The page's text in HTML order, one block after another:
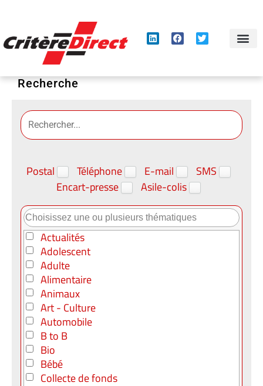
Recherche
Postal Téléphone E-mail
SMS
Encart-presse
Asile-colis
Actualités
Adolescent
Adulte
Alimentaire
Animaux
Art - Culture
Automobile
B to B
Bio
Bébé
Collecte de fonds